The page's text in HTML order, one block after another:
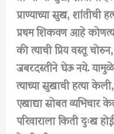
प्राण्याच्या सुख,
प्रथम शिकवण आहे
की त्याची प्रिय वस्तू
जबरदस्तीने घेऊ नये.
त्याच्या सुखाची हत्या
एखाद्या सोबत व्यभिचार
परिवाराला किती दुःख